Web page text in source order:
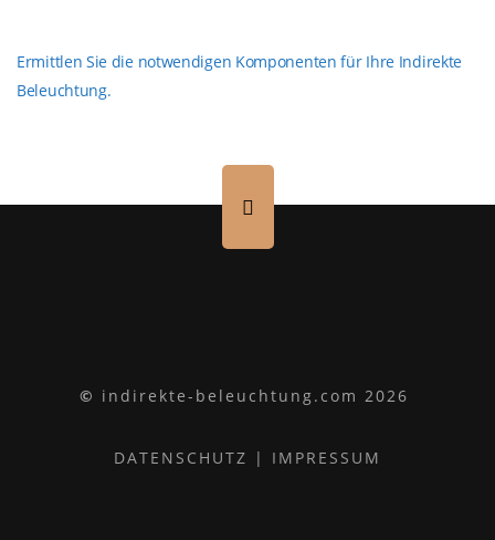
Ermittlen Sie die notwendigen Komponenten für Ihre Indirekte
Beleuchtung.
© indirekte-beleuchtung.com 2026
DATENSCHUTZ | IMPRESSUM